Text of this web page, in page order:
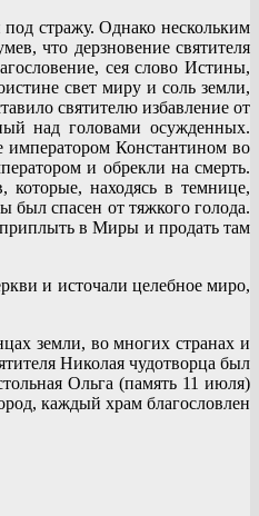
стражу. Однако нескольким
что дерзновение святителя
сея слово Истины,
свет миру и соль земли,
святителю избавление от
над головами осужденных.
императором Константином во
и обрекли на смерть.
которые, находясь в темнице,
спасен от тяжкого голода.
приплыть в Миры и продать там
и источали целебное миро,
земли, во многих странах и
Николая чудотворца был
Ольга (память 11 июля)
каждый храм благословлен